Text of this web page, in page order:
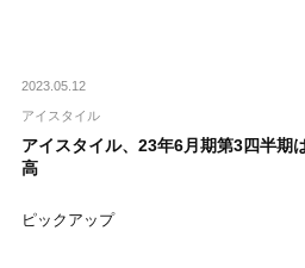
2023.05.12
アイスタイル
アイスタイル、23年6月期第3四半期
高
ピックアップ